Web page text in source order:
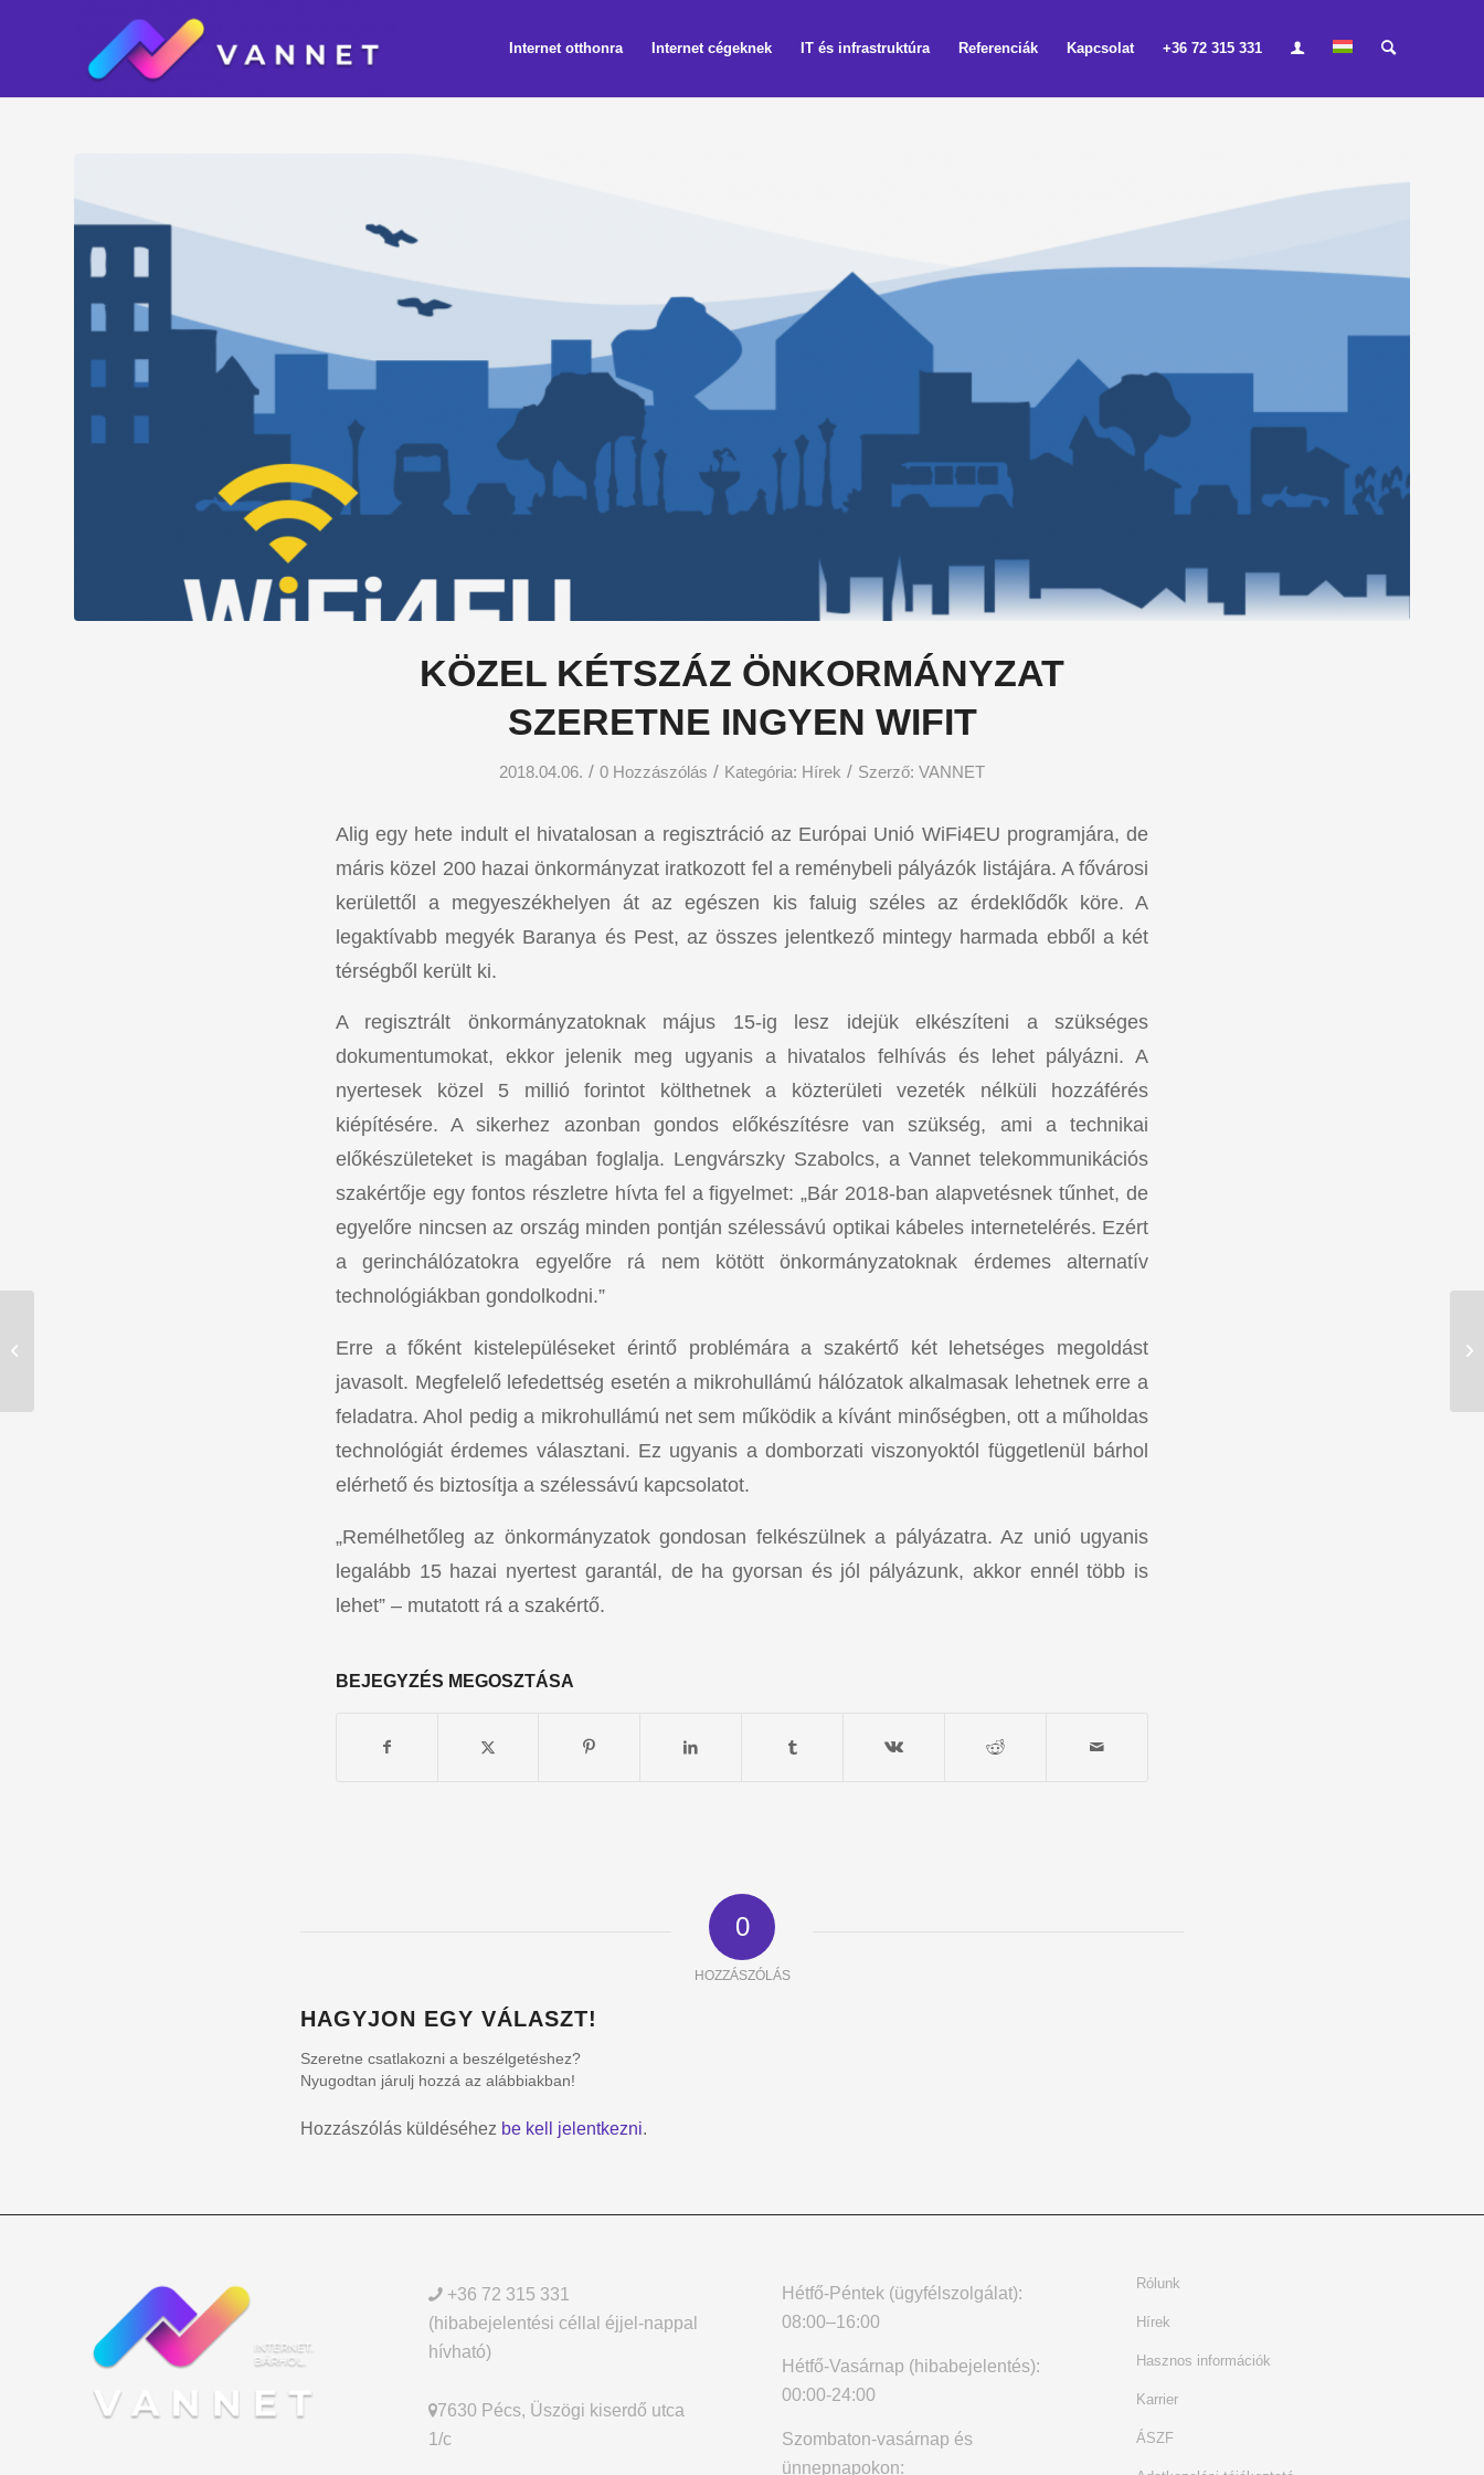
Internet otthonra Internet cégeknek IT és infrastruktúra Referenciák Kapcsolat +36 72 315 331
KÖZEL KÉTSZÁZ ÖNKORMÁNYZAT
SZERETNE INGYEN WIFIT
2018.04.06. / 0 Hozzászólás / Kategória: Hírek / Szerző: VANNET
Alig egy hete indult el hivatalosan a regisztráció az Európai Unió WiFi4EU programjára, de
máris közel 200 hazai önkormányzat iratkozott fel a reménybeli pályázók listájára. A fővárosi
kerülettől a megyeszékhelyen át az egészen kis faluig széles az érdeklődők köre. A
legaktívabb megyék Baranya és Pest, az összes jelentkező mintegy harmada ebből a két
térségből került ki.
A regisztrált önkormányzatoknak május 15-ig lesz idejük elkészíteni a szükséges
dokumentumokat, ekkor jelenik meg ugyanis a hivatalos felhívás és lehet pályázni. A
nyertesek közel 5 millió forintot költhetnek a közterületi vezeték nélküli hozzáférés
kiépítésére. A sikerhez azonban gondos előkészítésre van szükség, ami a technikai
előkészületeket is magában foglalja. Lengvárszky Szabolcs, a Vannet telekommunikációs
szakértője egy fontos részletre hívta fel a figyelmet: „Bár 2018-ban alapvetésnek tűnhet, de
egyelőre nincsen az ország minden pontján szélessávú optikai kábeles internetelérés. Ezért
a gerinchálózatokra egyelőre rá nem kötött önkormányzatoknak érdemes alternatív
technológiákban gondolkodni.”
Erre a főként kistelepüléseket érintő problémára a szakértő két lehetséges megoldást
javasolt. Megfelelő lefedettség esetén a mikrohullámú hálózatok alkalmasak lehetnek erre a
feladatra. Ahol pedig a mikrohullámú net sem működik a kívánt minőségben, ott a műholdas
technológiát érdemes választani. Ez ugyanis a domborzati viszonyoktól függetlenül bárhol
elérhető és biztosítja a szélessávú kapcsolatot.
„Remélhetőleg az önkormányzatok gondosan felkészülnek a pályázatra. Az unió ugyanis
legalább 15 hazai nyertest garantál, de ha gyorsan és jól pályázunk, akkor ennél több is
lehet” – mutatott rá a szakértő.
BEJEGYZÉS MEGOSZTÁSA
0
HOZZÁSZÓLÁS
HAGYJON EGY VÁLASZT!
Szeretne csatlakozni a beszélgetéshez?
Nyugodtan járulj hozzá az alábbiakban!
Hozzászólás küldéséhez be kell jelentkezni.
+36 72 315 331
(hibabejelentési céllal éjjel-nappal
hívható)
7630 Pécs, Üszögi kiserdő utca
1/c
Hétfő-Péntek (ügyfélszolgálat):
08:00–16:00
Hétfő-Vasárnap (hibabejelentés):
00:00-24:00
Szombaton-vasárnap és
ünnepnapokon:
Rólunk
Hírek
Hasznos információk
Karrier
ÁSZF